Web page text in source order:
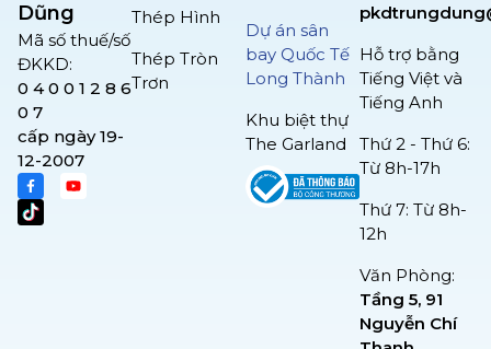
Dũng
Mã số thuế/số
ĐKKD:
0 4 0 0 1 2 8 6
0 7
cấp ngày 19-
12-2007
Thép Hình
Thép Tròn
Trơn
Dự án sân
bay Quốc Tế
Long Thành
Khu biệt thự
The Garland
Hỗ trợ bằng
Tiếng Việt và
Tiếng Anh
Thứ 2 - Thứ 6:
Từ 8h-17h
Thứ 7: Từ 8h-
12h
Văn Phòng:
Tầng 5, 91
Nguyễn Chí